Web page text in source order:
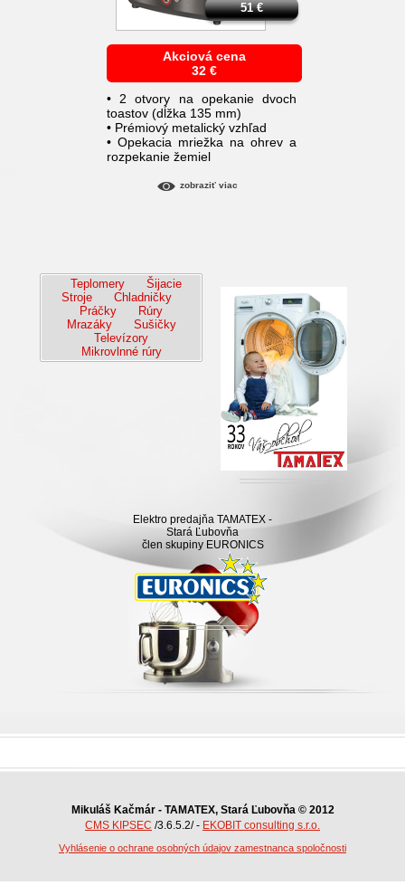
Akciová cena
32 €
• 2 otvory na opekanie dvoch
toastov (dĺžka 135 mm)
• Prémiový metalický vzhľad
• Opekacia mriežka na ohrev a
rozpekanie žemiel
51€
zobraziť viac
Teplomery
Šijacie
Stroje
Chladničky
Práčky
Rúry
Mrazáky
Sušičky
Televízory
Mikrovlnné rúry
Elektro predajňa TAMATEX -
Stará Ľubovňa
člen skupiny EURONICS
Mikuláš Kačmár - TAMATEX, Stará Ľubovňa © 2012
CMS KIPSEC /3.6.5.2/ - EKOBIT consulting s.r.o.
Vyhlásenie o ochrane osobných údajov zamestnanca spoločnosti